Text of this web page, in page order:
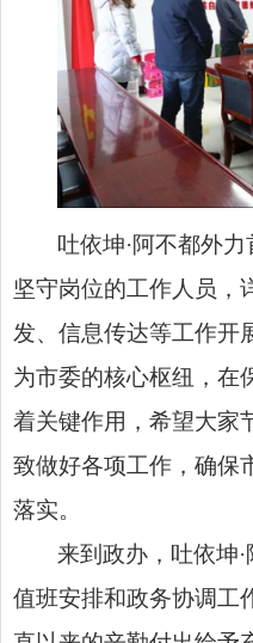
吐依坤·阿不都外
坚守岗位的工作人员，
发、信息传达等工作开
为市委的核心枢纽，在
着关键作用，希望大家
致做好各项工作，确保
落实。
来到政办，吐依坤
值班安排和政务协调工